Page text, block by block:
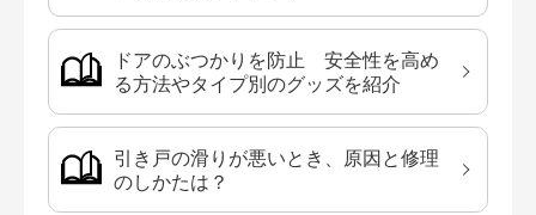
ドアのぶつかりを防止 安全性を高め
る方法やタイプ別のグッズを紹介
引き戸の滑りが悪いとき、原因と修理
のしかたは？